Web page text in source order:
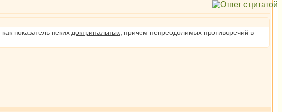
показатель неких доктринальных , причем непреодолимых противоречий в